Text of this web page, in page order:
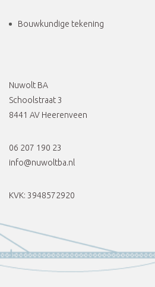
Bouwkundige tekening
Nuwolt BA
Schoolstraat 3
8441 AV Heerenveen
06 207 190 23
info@nuwoltba.nl
KVK: 3948572920